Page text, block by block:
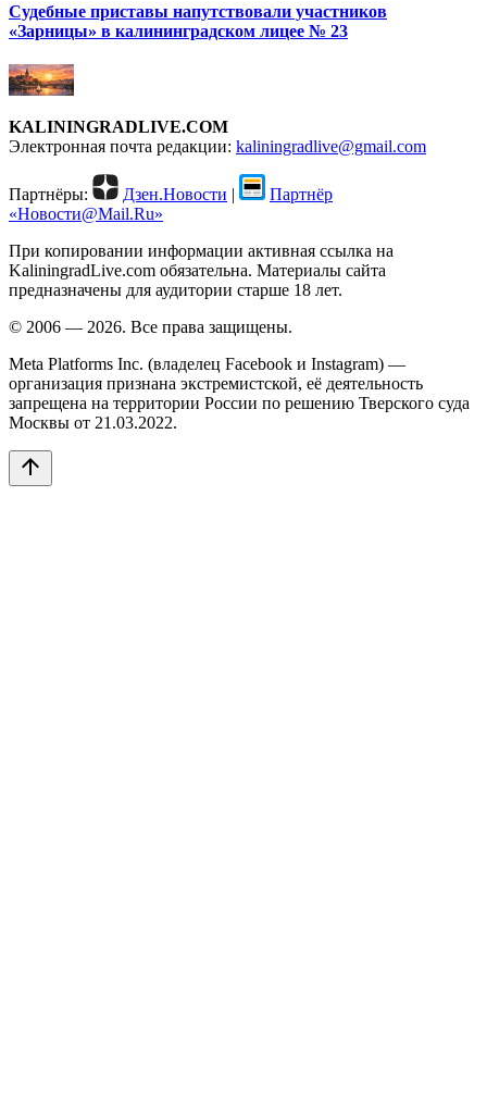
Судебные приставы напутствовали участников
«Зарницы» в калининградском лицее № 23
KALININGRADLIVE.COM
Электронная почта редакции: kaliningradlive@gmail.com
Партнёры: Дзен.Новости |
Партнёр
«Новости@Mail.Ru»
При копировании информации активная ссылка на
KaliningradLive.com обязательна. Материалы сайта
предназначены для аудитории старше 18 лет.
© 2006 — 2026. Все права защищены.
Meta Platforms Inc. (владелец Facebook и Instagram) —
организация признана экстремистской, её деятельность
запрещена на территории России по решению Тверского суда
Москвы от 21.03.2022.
arrow_upward